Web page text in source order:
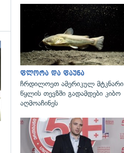
გადახედვა
ფლორა და ფაუნა
ჩრდილოეთ ამერიკულ მტკნარი
წყლის თევზში გადამდები კიბო
აღმოაჩინეს